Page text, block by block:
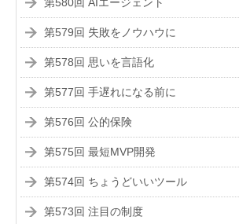
第580回 AIエージェント
第579回 失敗をノウハウに
第578回 思いを言語化
第577回 手遅れになる前に
第576回 公的保険
第575回 最短MVP開発
第574回 ちょうどいいツール
第573回 注目の制度